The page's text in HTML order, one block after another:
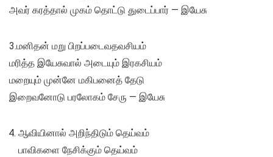
அவர் கரத்தால் முகம் தொட்டு துடைப்பார் — இயேசு
3.மனிதன் மறு பிறப்படைவதவசியம்
மரித்த இயேசுவால் அடையும் இரகசியம்
மறையும் முன்னே மகிபனைத் தேடு
இறைவனோடு பரலோகம் சேரு — இயேசு
ஆவியினால் அறிந்திடும் தெய்வம்
பாவிகளை நேசிக்கும் தெய்வம்